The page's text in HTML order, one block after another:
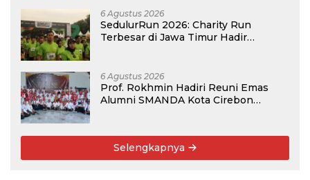
6 Agustus 2026
SedulurRun 2026: Charity Run
Terbesar di Jawa Timur Hadir
Guru Honorer
6 Agustus 2026
Prof. Rokhmin Hadiri Reuni Emas
Alumni SMANDA Kota Cirebon
Selengkapnya